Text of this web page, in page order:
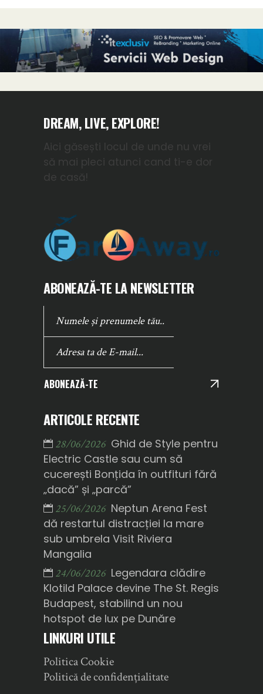
DREAM, LIVE, EXPLORE!
Aici găsești locul de unde nu vrei
să mai pleci atunci cand ti-e dor
de casă!
ABONEAZĂ-TE LA NEWSLETTER
ABONEAZĂ-TE
ARTICOLE RECENTE
28/06/2026 Ghid de Style pentru
Electric Castle sau cum să
cucerești Bonțida în outfituri fără
„dacă” și „parcă”
25/06/2026 Neptun Arena Fest
dă restartul distracției la mare
sub umbrela Visit Riviera
Mangalia
24/06/2026 Legendara clădire
Klotild Palace devine The St. Regis
Budapest, stabilind un nou
hotspot de lux pe Dunăre
LINKURI UTILE
Politica Cookie
Politică de confidențialitate